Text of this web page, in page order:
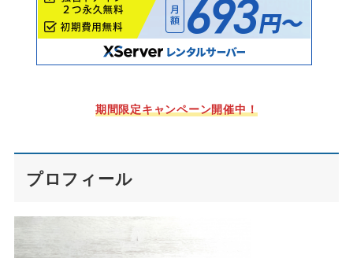
期間限定キャンペーン開催中！
プロフィール